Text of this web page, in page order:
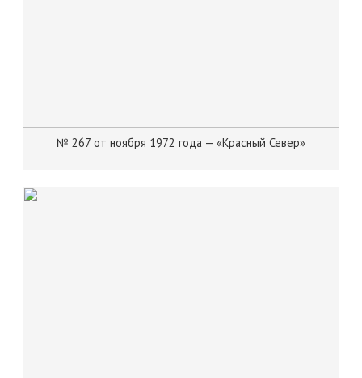
№ 267 от ноября 1972 года — «Красный Север»